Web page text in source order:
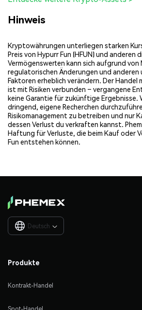
Hinweis
Kryptowährungen unterliegen starken
Preis von Hypurr Fun (HFUN) und anderen
Vermögenswerten kann sich aufgrund
regulatorischen Änderungen und anderen
Faktoren erheblich verändern. Der
ist mit Risiken verbunden – vergangene
keine Garantie für zukünftige Ergebnisse.
dringend, eigene Recherchen
Risikomanagement zu betreiben und nur
dessen Verlust du verkraften kannst.
Haftung für Verluste, die beim Kauf oder
Fun entstehen können.
Deutsch 
Produkte
Kontrakt-Handel